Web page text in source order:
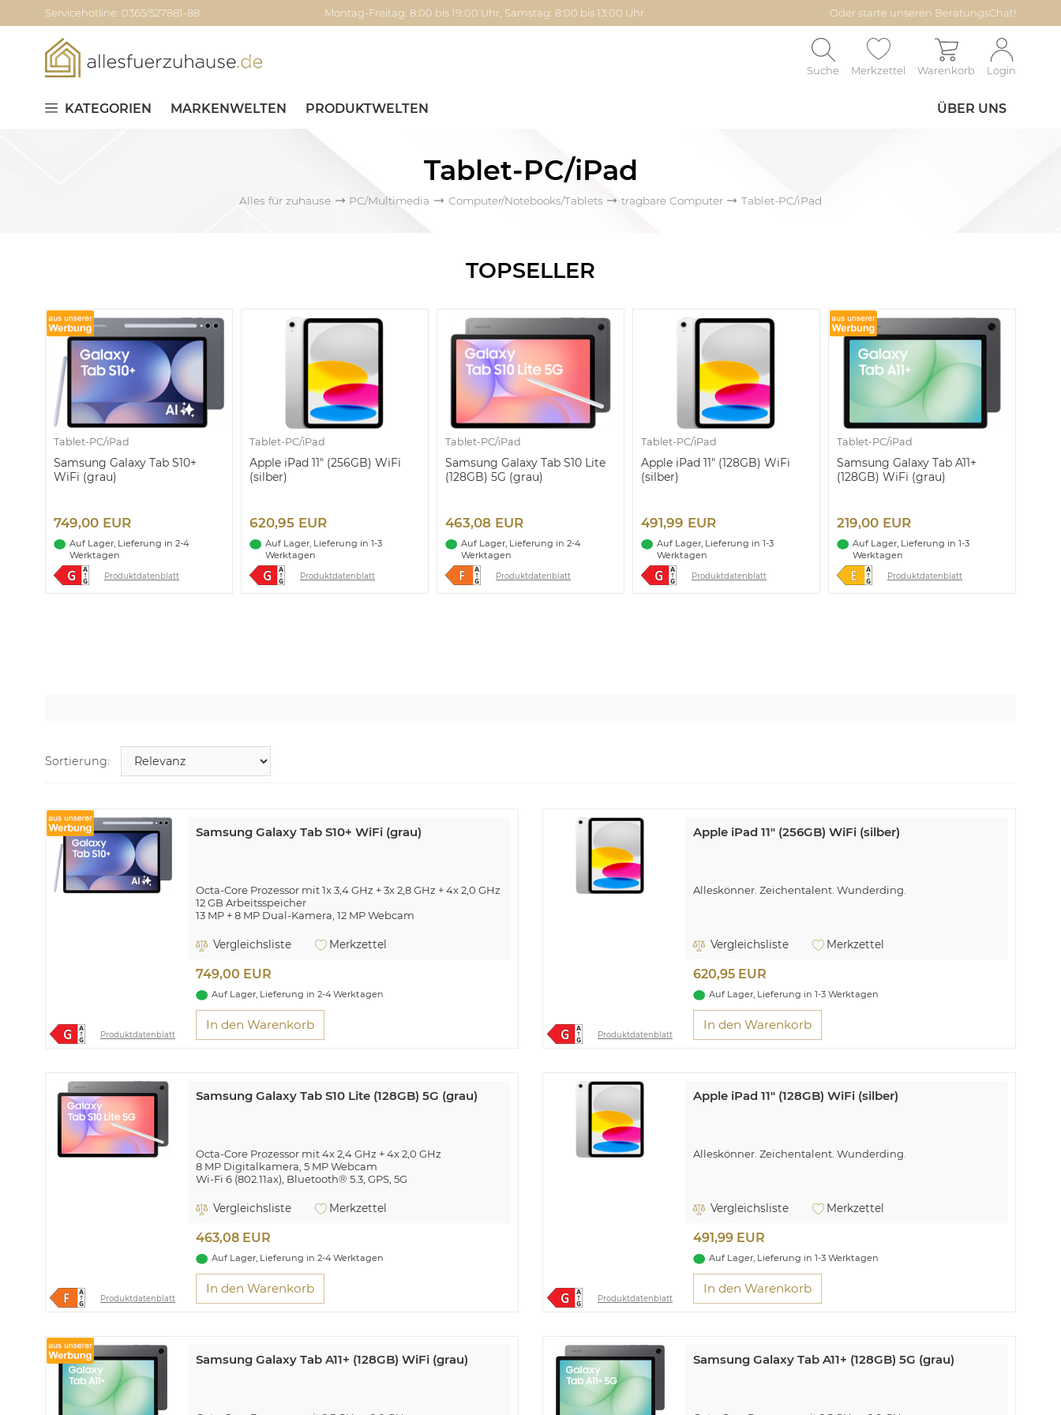
Servicehotline: 0365/527881-88 Montag-Freitag: 8:00 bis 19:00 Uhr, Samstag: 8:00 bis 13:00 Uhr Oder starte unseren BeratungsChat!
Suche Merkzettel Warenkorb Login
KATEGORIEN MARKENWELTEN PRODUKTWELTEN ÜBER UNS
Tablet-PC/iPad
Alles für zuhause PC/Multimedia Computer/Notebooks/Tablets tragbare Computer Tablet-PC/iPad
TOPSELLER
Tablet-PC/iPad
Samsung Galaxy Tab S10+
WiFi (grau)
749,00 EUR
Auf Lager, Lieferung in 2-4
Werktagen
Produktdatenblatt
Tablet-PC/iPad
Apple iPad 11" (256GB) WiFi
(silber)
620,95 EUR
Auf Lager, Lieferung in 1-3
Werktagen
Produktdatenblatt
Tablet-PC/iPad
Samsung Galaxy Tab S10 Lite
(128GB) 5G (grau)
463,08 EUR
Auf Lager, Lieferung in 2-4
Werktagen
Produktdatenblatt
Tablet-PC/iPad
Apple iPad 11" (128GB) WiFi
(silber)
491,99 EUR
Auf Lager, Lieferung in 1-3
Werktagen
Produktdatenblatt
Tablet-PC/iPad
Samsung Galaxy Tab A11+
(128GB) WiFi (grau)
219,00 EUR
Auf Lager, Lieferung in 1-3
Werktagen
Produktdatenblatt
Sortierung:
Samsung Galaxy Tab S10+ WiFi (grau)
Octa-Core Prozessor mit 1x 3,4 GHz + 3x 2,8 GHz + 4x 2,0 GHz
12 GB Arbeitsspeicher
13 MP + 8 MP Dual-Kamera, 12 MP Webcam
USB 3.2 Gen 1 Type-C, microSD™ Speicherkartenslot
Android™ 14.0 Betriebssystem
Vergleichsliste Merkzettel
749,00 EUR
Auf Lager, Lieferung in 2-4 Werktagen
In den Warenkorb
Produktdatenblatt
Apple iPad 11" (256GB) WiFi (silber)
Alleskönner. Zeichentalent. Wunderding.
Vergleichsliste Merkzettel
620,95 EUR
Auf Lager, Lieferung in 1-3 Werktagen
In den Warenkorb
Produktdatenblatt
Samsung Galaxy Tab S10 Lite (128GB) 5G (grau)
Octa-Core Prozessor mit 4x 2,4 GHz + 4x 2,0 GHz
8 MP Digitalkamera, 5 MP Webcam
Wi-Fi 6 (802.11ax), Bluetooth® 5.3, GPS, 5G
Nano-SIM kompatibel
Android™ 15.0 Betriebssystem
Vergleichsliste Merkzettel
463,08 EUR
Auf Lager, Lieferung in 2-4 Werktagen
In den Warenkorb
Produktdatenblatt
Apple iPad 11" (128GB) WiFi (silber)
Alleskönner. Zeichentalent. Wunderding.
Vergleichsliste Merkzettel
491,99 EUR
Auf Lager, Lieferung in 1-3 Werktagen
In den Warenkorb
Produktdatenblatt
Samsung Galaxy Tab A11+ (128GB) WiFi (grau) Samsung Galaxy Tab A11+ (128GB) 5G (grau)